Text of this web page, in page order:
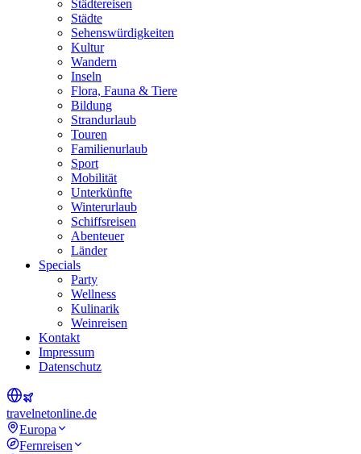
Städtereisen
Städte
Sehenswürdigkeiten
Kultur
Wandern
Inseln
Flora, Fauna & Tiere
Bildung
Strandurlaub
Touren
Familienurlaub
Sport
Mobilität
Unterkünfte
Winterurlaub
Schiffsreisen
Abenteuer
Länder
Specials
Party
Wellness
Kulinarik
Weinreisen
Kontakt
Impressum
Datenschutz
travelnetonline.de
Europa
Fernreisen